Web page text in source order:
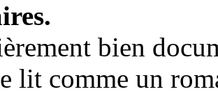
bien
lit comme un